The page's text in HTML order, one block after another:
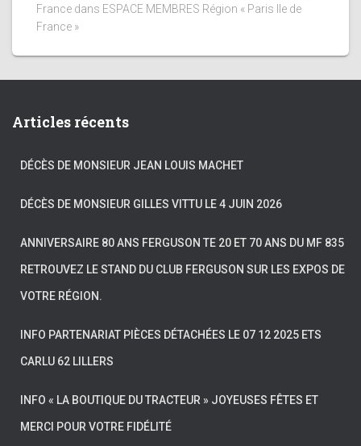
France dans ESPACE MEMBRES Région « Paris Ile de
France »
Articles récents
DÉCÈS DE MONSIEUR JEAN LOUIS MACHET
DÉCÈS DE MONSIEUR GILLES VITTU LE 4 JUIN 2026
ANNIVERSAIRE 80 ANS FERGUSON TE 20 ET 70 ANS DU MF 835
RETROUVEZ LE STAND DU CLUB FERGUSON SUR LES EXPOS DE
VOTRE RÉGION.
INFO PARTENARIAT PIÈCES DÉTACHÉES LE 07 12 2025 ETS
CARLU 62 LILLERS
INFO « LA BOUTIQUE DU TRACTEUR » JOYEUSES FÊTES ET
MERCI POUR VOTRE FIDÉLITÉ